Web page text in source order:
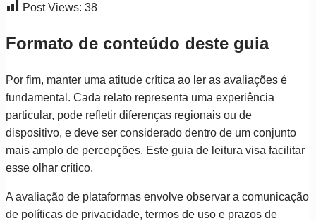
Post Views: 38
Formato de conteúdo deste guia
Por fim, manter uma atitude crítica ao ler as avaliações é
fundamental. Cada relato representa uma experiência
particular, pode refletir diferenças regionais ou de
dispositivo, e deve ser considerado dentro de um conjunto
mais amplo de percepções. Este guia de leitura visa facilitar
esse olhar crítico.
A avaliação de plataformas envolve observar a comunicação
de políticas de privacidade, termos de uso e prazos de